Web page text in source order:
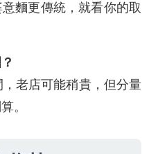
麵更傳統，就看你的取
老店可能稍貴，但分量
。